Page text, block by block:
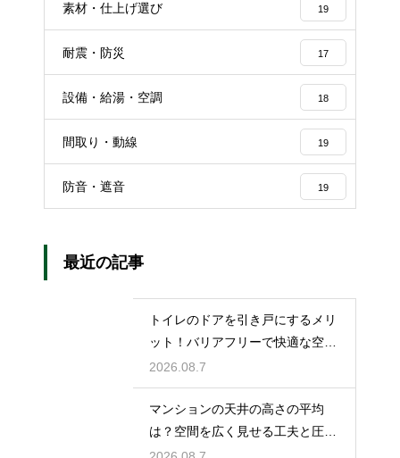
素材・仕上げ選び 19
耐震・防災 17
設備・給湯・空調 18
間取り・動線 19
防音・遮音 19
最近の記事
トイレのドアを引き戸にするメリ
ット！バリアフリーで快適な空間
の作り方
2026.08.7
マンションの天井の高さの平均
は？空間を広く見せる工夫と圧迫
感を無くす技